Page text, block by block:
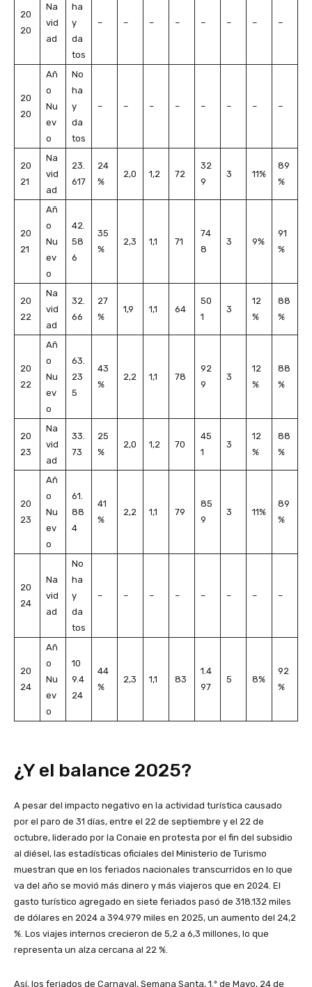
20
20
Na
vid
ad
ha
y
da
tos
– – – – – – – –
20
20
Añ
o
Nu
ev
o
No
ha
y
da
tos
– – – – – – – –
20
21
Na
vid
ad
23.
617
24
%
2,0 1,2 72
32
9
3 11%
89
%
20
21
Añ
o
Nu
ev
o
42.
58
6
35
%
2,3 1,1 71
74
8
3 9%
91
%
20
22
Na
vid
ad
32.
66
27
%
1,9 1,1 64
50
1
3
12
%
88
%
20
22
Añ
o
Nu
ev
o
63.
23
5
43
%
2,2 1,1 78
92
9
3
12
%
88
%
20
23
Na
vid
ad
33.
73
25
%
2,0 1,2 70
45
1
3
12
%
88
%
20
23
Añ
o
Nu
ev
o
61.
88
4
41
%
2,2 1,1 79
85
9
3 11%
89
%
20
24
Na
vid
ad
No
ha
y
da
tos
– – – – – – – –
20
24
Añ
o
Nu
ev
o
10
9.4
24
44
%
2,3 1,1 83
1.4
97
5 8%
92
%
¿Y el balance 2025?
A pesar del impacto negativo en la actividad turística causado
por el paro de 31 días, entre el 22 de septiembre y el 22 de
octubre, liderado por la Conaie en protesta por el fin del subsidio
al diésel, las estadísticas oficiales del Ministerio de Turismo
muestran que en los feriados nacionales transcurridos en lo que
va del año se movió más dinero y más viajeros que en 2024. El
gasto turístico agregado en siete feriados pasó de 318.132 miles
de dólares en 2024 a 394.979 miles en 2025, un aumento del 24,2
%. Los viajes internos crecieron de 5,2 a 6,3 millones, lo que
representa un alza cercana al 22 %.
Así, los feriados de Carnaval, Semana Santa, 1.º de Mayo, 24 de